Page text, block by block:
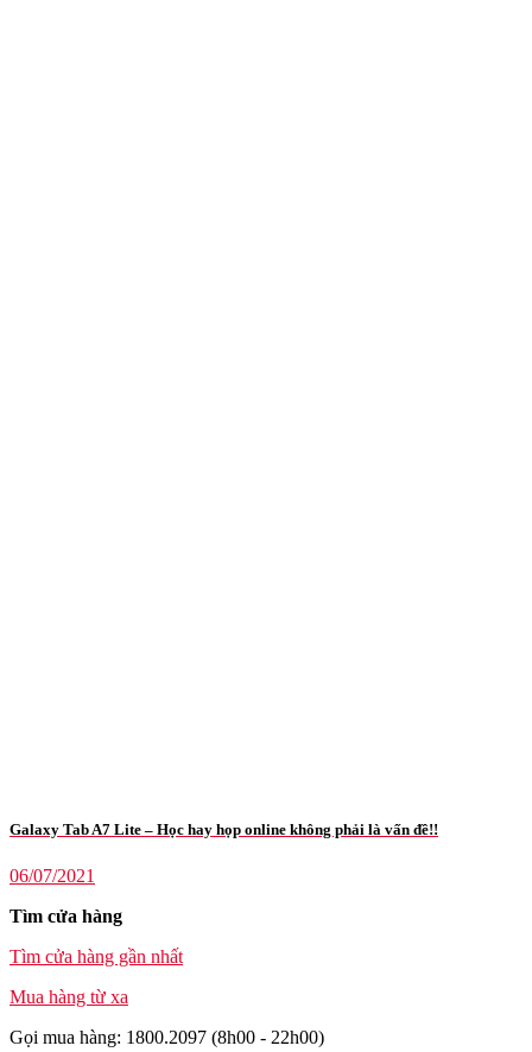
Galaxy Tab A7 Lite – Học hay họp online không phải là vấn đề!!
06/07/2021
Tìm cửa hàng
Tìm cửa hàng gần nhất
Mua hàng từ xa
Gọi mua hàng: 1800.2097 (8h00 - 22h00)